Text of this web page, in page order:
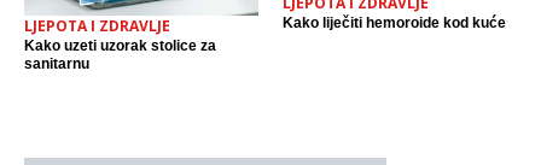
LJEPOTA I ZDRAVLJE
Kako uzeti uzorak stolice za
sanitarnu
Kako liječiti hemoroide kod kuće